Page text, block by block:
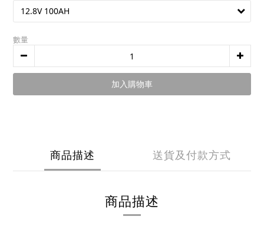
數量
加入購物車
商品描述 送貨及付款方式
商品描述